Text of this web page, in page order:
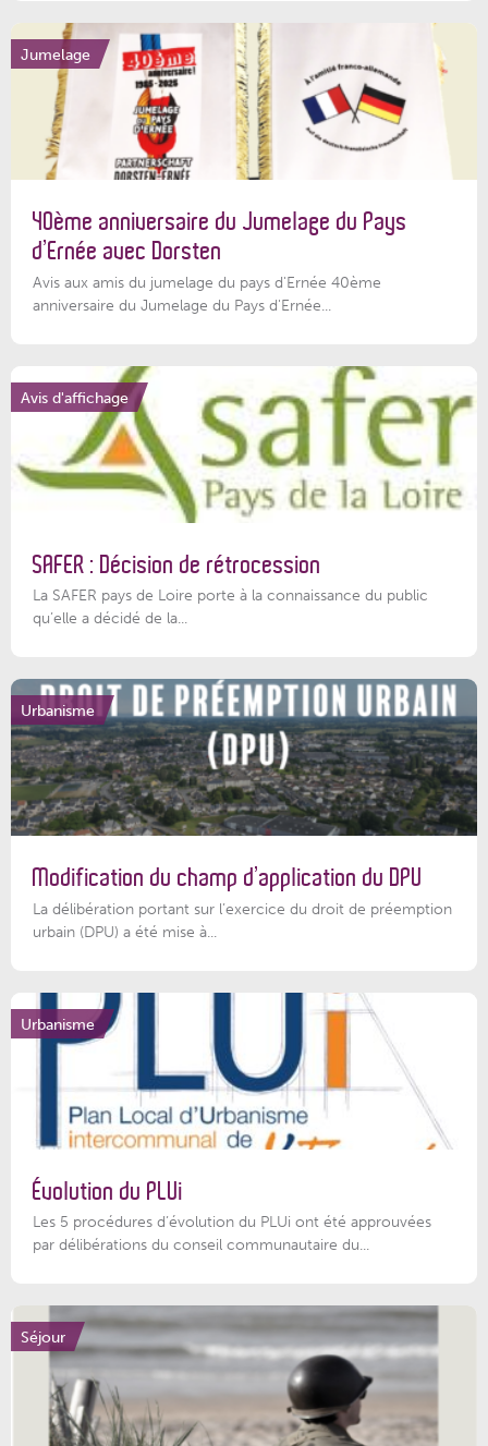
Jumelage
40ème anniversaire du Jumelage du Pays
d’Ernée avec Dorsten
Avis aux amis du jumelage du pays d'Ernée 40ème
anniversaire du Jumelage du Pays d'Ernée...
Avis d'affichage
SAFER : Décision de rétrocession
La SAFER pays de Loire porte à la connaissance du public
qu’elle a décidé de la...
Urbanisme
Modification du champ d’application du DPU
La délibération portant sur l’exercice du droit de préemption
urbain (DPU) a été mise à...
Urbanisme
Évolution du PLUi
Les 5 procédures d’évolution du PLUi ont été approuvées
par délibérations du conseil communautaire du...
Séjour